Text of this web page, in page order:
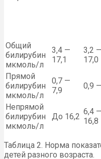
Общий
билирубин
мкмоль/л
3,4 —
17,1
3,2 —
17,0
Прямой
билирубин
мкмоль/л
0,7 —
7,9
0,9
Непрямой
билирубин
мкмоль/л
До 16,2
6,4 —
16,8
Таблица 2. Норма
детей разного возраста.